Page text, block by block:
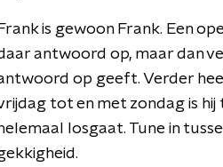
Frank is gewoon Frank. Een
antwoord op, maar dan
op geeft. Verder
tot en met zondag is hij
helemaal losgaat. Tune in